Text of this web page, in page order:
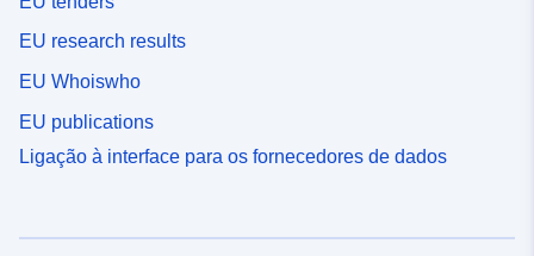
EU research results
EU Whoiswho
EU publications
Ligação à interface para os fornecedores de dados